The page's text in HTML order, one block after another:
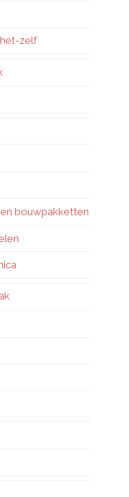
zelf
bouwpakketten